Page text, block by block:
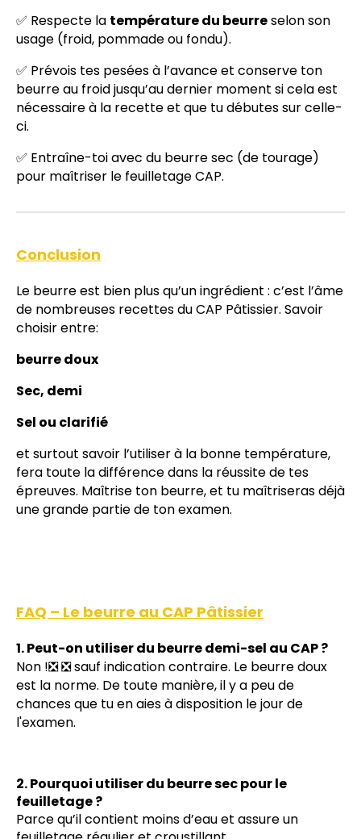
✅ Respecte la température du beurreselon son
usage (froid, pommade ou fondu).
✅ Prévois tes pesées à l’avance et conserve ton
beurre au froid jusqu’au dernier moment si cela est
nécessaire à la recette et que tu débutes sur celle-
ci.
✅ Entraîne-toi avec du beurre sec (de tourage)
pour maîtriser le feuilletage CAP.
Conclusion
Le beurre est bien plus qu’un ingrédient : c’est l’âme
de nombreuses recettes du CAP Pâtissier. Savoir
choisir entre:
beurre doux
Sec, demi
Sel ou clarifié
et surtout savoir l’utiliser à la bonne température,
fera toute la différence dans la réussite de tes
épreuves. Maîtrise ton beurre, et tu maîtriseras déjà
une grande partie de ton examen.
FAQ – Le beurre au CAP Pâtissier
1. Peut-on utiliser du beurre demi-sel au CAP ?
Non !❎ ❎ sauf indication contraire. Le beurre doux
est la norme. De toute manière, il y a peu de
chances que tu en aies à disposition le jour de
l'examen.
2. Pourquoi utiliser du beurre sec pour le
feuilletage ?
Parce qu’il contient moins d’eau et assure un